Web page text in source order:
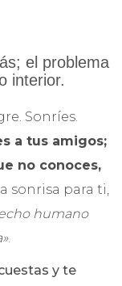
el problema
interior.
Sonríes.
a tus amigos;
no conoces,
sonrisa para ti,
humano
.
y te